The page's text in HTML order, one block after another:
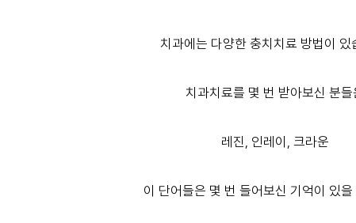
치과에는 다양한 충치치료 방법이 있
치과치료를 몇 번 받아보신 분들
레진, 인레이, 크라운
이 단어들은 몇 번 들어보신 기억이 있